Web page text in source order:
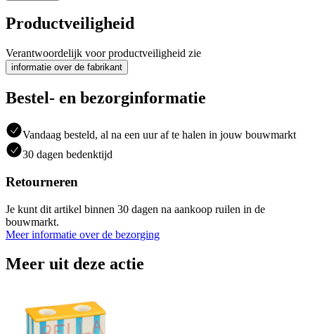
Productveiligheid
Verantwoordelijk voor productveiligheid zie
informatie over de fabrikant
Bestel- en bezorginformatie
Vandaag besteld, al na een uur af te halen in jouw bouwmarkt
30 dagen bedenktijd
Retourneren
Je kunt dit artikel binnen 30 dagen na aankoop ruilen in de
bouwmarkt.
Meer informatie over de bezorging
Meer uit deze actie